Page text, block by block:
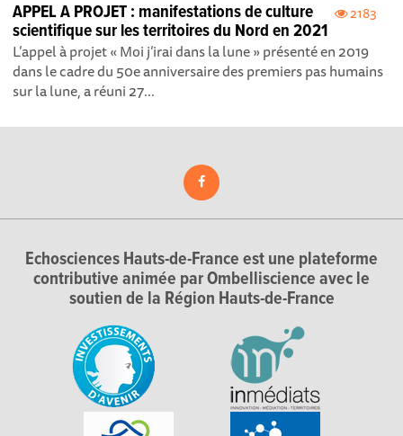
2183
APPEL A PROJET : manifestations de culture
scientifique sur les territoires du Nord en 2021
L’appel à projet « Moi j’irai dans la lune » présenté en 2019
dans le cadre du 50e anniversaire des premiers pas humains
sur la lune, a réuni 27...
Echosciences Hauts-de-France est une plateforme
contributive animée par Ombelliscience avec le
soutien de la Région Hauts-de-France